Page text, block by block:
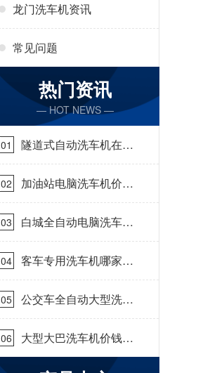
龙门洗车机资讯
常见问题
热门资讯
— HOT NEWS —
01
隧道式自动洗车机在哪
里购买[隆茂鑫晟]
02
加油站电脑洗车机价格
怎么样[隆茂鑫晟]
03
白城全自动电脑洗车
机-ADV防冻冬季正常
使用[隆茂鑫晟]
04
客车专用洗车机哪家的
好[隆茂鑫晟]
05
公交车全自动大型洗车
机什么价钱[隆茂鑫晟]
06
大型大巴洗车机价钱怎
么样[隆茂鑫晟]